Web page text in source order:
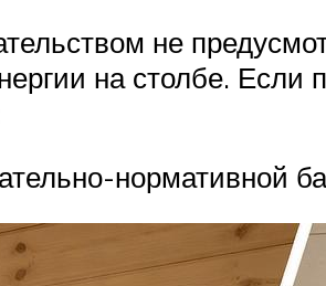
не
на столбе.
нормативной